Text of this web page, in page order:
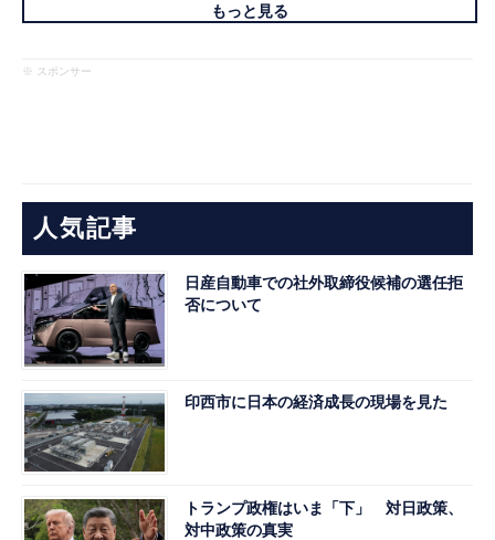
もっと見る
※ スポンサー
人気記事
日産自動車での社外取締役候補の選任拒
否について
印西市に日本の経済成長の現場を見た
トランプ政権はいま「下」 対日政策、
対中政策の真実